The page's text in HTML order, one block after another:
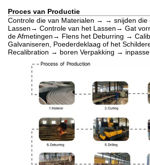
Proces van Productie
Controle die van Materialen → → snijden
Lassen→ Controle van het Lassen→ Gat
de Afmetingen→ Flens het Deburring →
Galvaniseren, Poederdeklaag of het
Recalibration → boren Verpakking →